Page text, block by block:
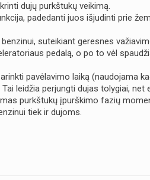
dujų purkštukų veikimą.
padedanti juos išjudinti prie
suteikiant geresnes
pedalą, o po to vėl
pavėlavimo laiką (naudojama
leidžia perjungti dujas tolygiai,
purkštukų įpurškimo fazių
tiek ir dujoms.